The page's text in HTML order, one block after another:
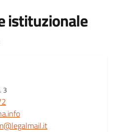
istituzionale
3